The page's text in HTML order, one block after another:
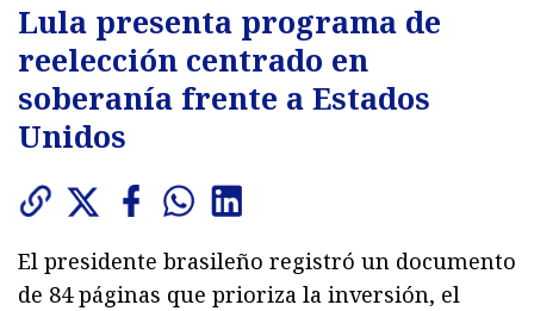
Lula presenta programa de
reelección centrado en
soberanía frente a Estados
Unidos
El presidente brasileño registró un documento
de 84 páginas que prioriza la inversión, el